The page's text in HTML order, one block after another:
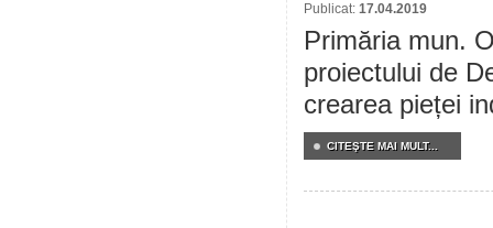
Publicat: 17.04.2019
Primăria mun.
proiectului de
crearea pieței
CITEŞTE MAI MULT...